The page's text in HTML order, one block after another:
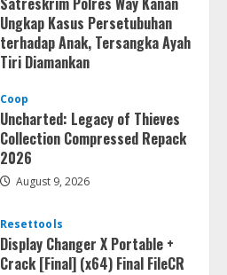
Ungkap Kasus Persetubuhan
terhadap Anak, Tersangka Ayah
Tiri Diamankan
Coop
Uncharted: Legacy of Thieves
Collection Compressed Repack
2026
August 9, 2026
Resettools
Display Changer X Portable +
Crack [Final] (x64) Final FileCR